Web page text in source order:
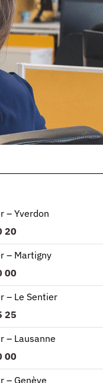
– Yverdon
20
– Martigny
00
– Le Sentier
25
– Lausanne
00
– Genève